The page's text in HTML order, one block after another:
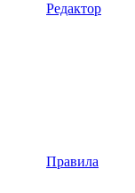
Редактор
Правила